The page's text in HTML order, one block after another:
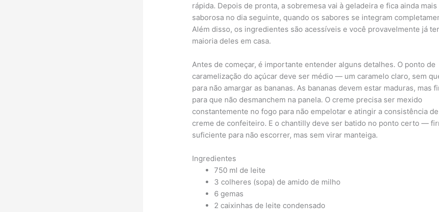
rápida. Depois de pronta, a sobremesa vai à geladeira e fica ainda mais
saborosa no dia seguinte, quando os sabores se integram
Além disso, os ingredientes são acessíveis e você provavelmente já
maioria deles em casa.
Antes de começar, é importante entender alguns detalhes. O ponto de
caramelização do açúcar deve ser médio — um caramelo claro, sem
para não amargar as bananas. As bananas devem estar maduras, mas
para que não desmanchem na panela. O creme precisa ser mexido
constantemente no fogo para não empelotar e atingir a consistência
creme de confeiteiro. E o chantilly deve ser batido no ponto certo —
suficiente para não escorrer, mas sem virar manteiga.
Ingredientes
750 ml de leite
3 colheres (sopa) de amido de milho
6 gemas
2 caixinhas de leite condensado